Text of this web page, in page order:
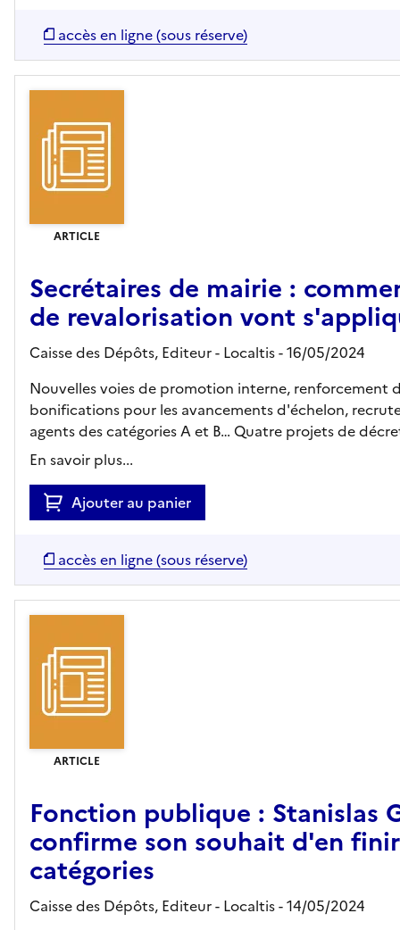
accès en ligne (sous réserve)
ARTICLE
Secrétaires de mairie :
de revalorisation vont
Caisse des Dépôts, Editeur- Localtis- 16/05/2024
Nouvelles voies de promotion interne, renforcement
bonifications pour les avancements d'échelon,
agents des catégories A et B… Quatre projets de
En savoir plus...
Ajouter au panier
accès en ligne (sous réserve)
ARTICLE
Fonction publique : Stanislas
confirme son souhait d'en
catégories
Caisse des Dépôts, Editeur- Localtis- 14/05/2024